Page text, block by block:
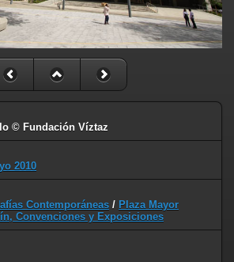
© Fundación Víztaz
2010
Contemporáneas / Plaza Mayor
Convenciones y Exposiciones